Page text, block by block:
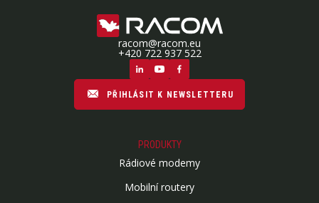
racom@racom.eu
+420 722 937 522
PŘIHLÁSIT K NEWSLETTERU
PRODUKTY
Rádiové modemy
Mobilní routery